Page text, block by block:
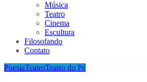
Música
Teatro
Cinema
Escultura
Filosofando
Contato
PoesiaTeatroTeatro do Pé